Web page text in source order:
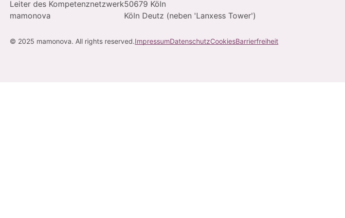
Leiter des Kompetenznetzwerk
mamonova
50679 Köln
Köln Deutz (neben 'Lanxess Tower')
© 2025 mamonova. All rights reserved.ImpressumDatenschutzCookiesBarrierfreiheit